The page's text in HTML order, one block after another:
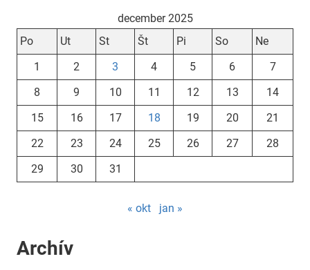
december 2025
Po
Ut St Št Pi So
Ne
1
2 3 4 5 6
7
8
9 10 11 12 13
14
15
16 17 18 19 20
21
22
23 24 25 26 27
28
29
30 31
« okt jan »
Archív